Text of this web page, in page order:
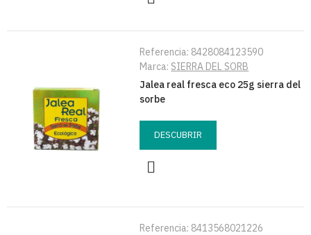
Referencia: 8428084123590
Marca: SIERRA DEL SORB
Jalea real fresca eco 25g sierra del
sorbe
DESCUBRIR
Referencia: 8413568021226